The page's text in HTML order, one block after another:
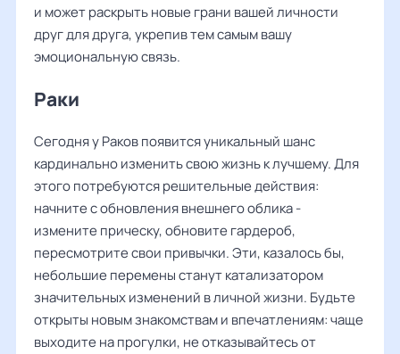
и может раскрыть новые грани вашей личности
друг для друга, укрепив тем самым вашу
эмоциональную связь.
Раки
Сегодня у Раков появится уникальный шанс
кардинально изменить свою жизнь к лучшему. Для
этого потребуются решительные действия:
начните с обновления внешнего облика -
измените прическу, обновите гардероб,
пересмотрите свои привычки. Эти, казалось бы,
небольшие перемены станут катализатором
значительных изменений в личной жизни. Будьте
открыты новым знакомствам и впечатлениям: чаще
выходите на прогулки, не отказывайтесь от